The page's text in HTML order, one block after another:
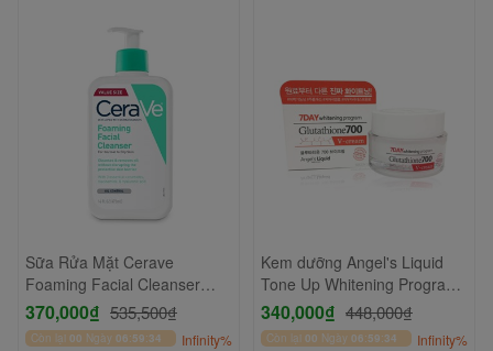
Sữa Rửa Mặt Cerave
Foaming Facial Cleanser
473ml
370,000₫ 535,500₫
Còn lại 00 Ngày 06:59:34 Infinity%
Kem dưỡng Angel's Liquid
Tone Up Whitening Program
Glutathione 700 V-Cream
50ml
340,000₫ 448,000₫
Còn lại 00 Ngày 06:59:34 Infinity%